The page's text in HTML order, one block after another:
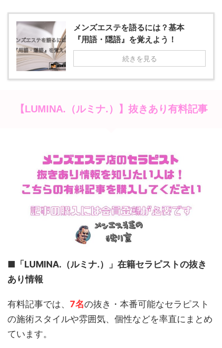
メンズエステを語るには？基本
『用語・隠語』を覚えよう！
続きを見る
【LUMINA.（ルミナ.）】 抜きあり有料記事
■ 「LUMINA.（ルミナ.）」 在籍セラピストの抜き
あり情報
有料記事では、 7名の抜き・本番可能なセラピスト
の施術スタイルや雰囲気、個性などを率直にまとめ
ています。